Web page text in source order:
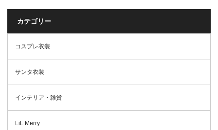
カテゴリー
コスプレ衣装
サンタ衣装
インテリア・雑貨
LiL Merry